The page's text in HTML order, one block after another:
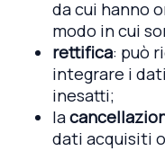
da cui hanno
modo in cui
rettifica: può
integrare i
inesatti;
la
dati acquisiti